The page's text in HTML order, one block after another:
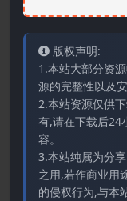
版权声明:
1.本站大部分资
源的完整性以及
2.本站资源仅供
有,请在下载后24
容。
3.本站纯属为分
之用,若作商业用
的侵权行为,与本